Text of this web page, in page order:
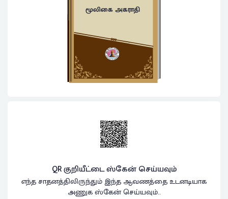
மூலிகை அகராதி
QR குறியீட்டை ஸ்கேன் செய்யவும்
எந்த சாதனத்திலிருந்தும் இந்த ஆவணத்தை உடனடியாக
அணுக ஸ்கேன் செய்யவும்..